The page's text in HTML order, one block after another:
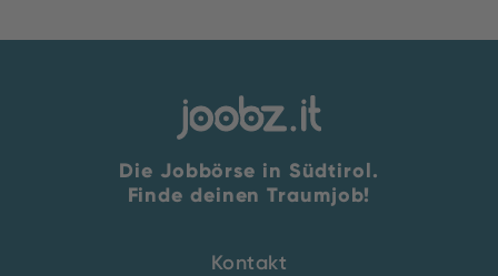
Die Jobbörse in Südtirol.
Finde deinen Traumjob!
Kontakt